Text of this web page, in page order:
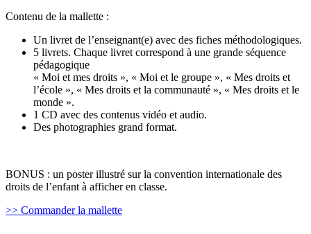
Contenu de la mallette :
Un livret de l’enseignant(e) avec des fiches méthodologiques.
5 livrets. Chaque livret correspond à une grande séquence
pédagogique
« Moi et mes droits », « Moi et le groupe », « Mes droits et
l’école », « Mes droits et la communauté », « Mes droits et le
monde ».
1 CD avec des contenus vidéo et audio.
Des photographies grand format.
BONUS : un poster illustré sur la convention internationale des
droits de l’enfant à afficher en classe.
>> Commander la mallette